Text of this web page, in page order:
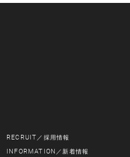
RECRUIT ／採用情報
INFORMATION ／新着情報